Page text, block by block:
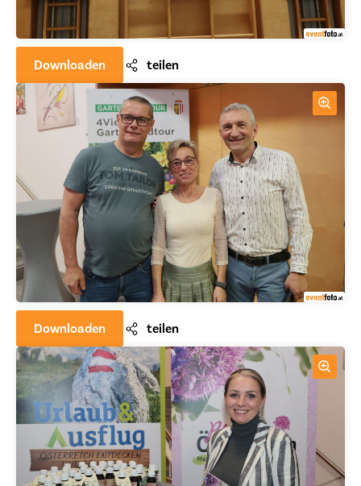
Downloaden teilen
Downloaden teilen